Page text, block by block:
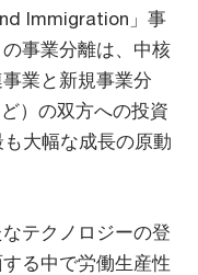
Immigration」事
事業分離は、中核
業と新規事業分
）の双方への投資
大幅な成長の原動
テクノロジーの登
る中で労働生産性